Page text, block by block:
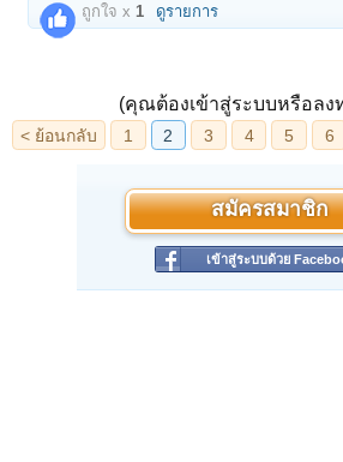
ถูกใจ x 1 ดูรายการ
(คุณต้องเข้าสู่ระบบหรือลง
สมัครสมาชิก
เข้าสู่ระบบด้วย